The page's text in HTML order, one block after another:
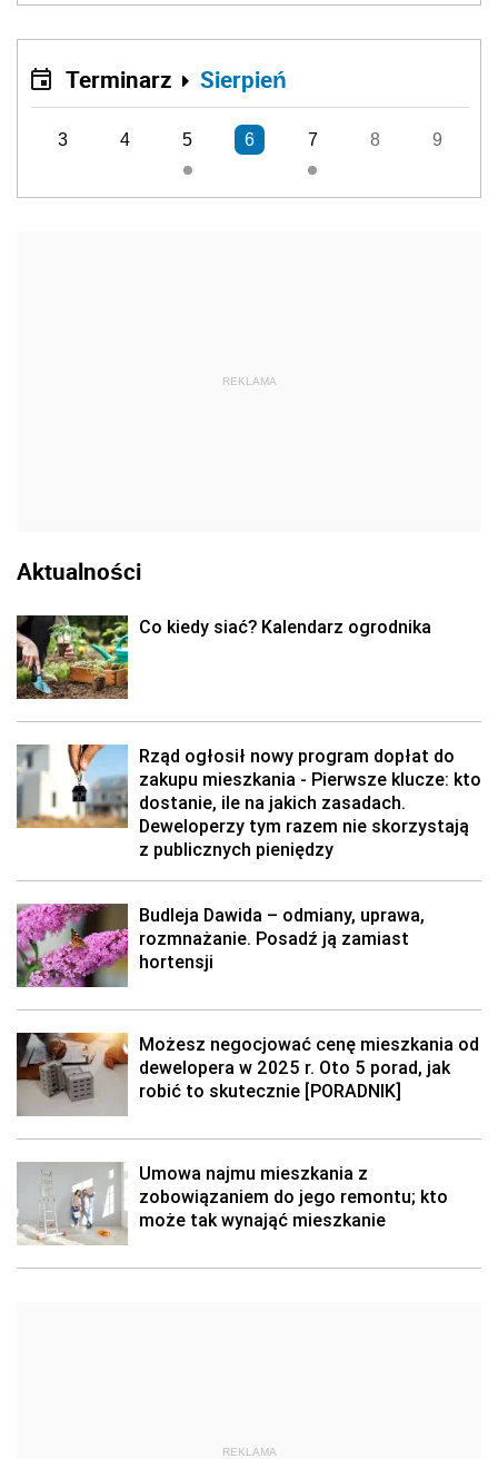
Terminarz Sierpień
3 4 5 6 7 8 9
REKLAMA
Aktualności
Co kiedy siać? Kalendarz ogrodnika
Rząd ogłosił nowy program dopłat do
zakupu mieszkania - Pierwsze klucze: kto
dostanie, ile na jakich zasadach.
Deweloperzy tym razem nie skorzystają
z publicznych pieniędzy
Budleja Dawida – odmiany, uprawa,
rozmnażanie. Posadź ją zamiast
hortensji
Możesz negocjować cenę mieszkania od
dewelopera w 2025 r. Oto 5 porad, jak
robić to skutecznie [PORADNIK]
Umowa najmu mieszkania z
zobowiązaniem do jego remontu; kto
może tak wynająć mieszkanie
REKLAMA